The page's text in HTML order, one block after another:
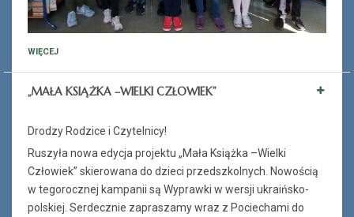
WIĘCEJ
„MAŁA KSIĄŻKA –WIELKI CZŁOWIEK”
Drodzy Rodzice i Czytelnicy!
Ruszyła nowa edycja projektu „Mała Książka –Wielki
Człowiek” skierowana do dzieci przedszkolnych. Nowością
w tegorocznej kampanii są Wyprawki w wersji ukraińsko-
polskiej. Serdecznie zapraszamy wraz z Pociechami do